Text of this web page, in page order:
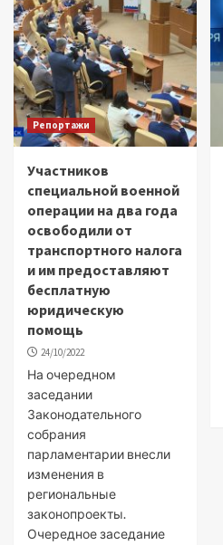
Репортажи
Участников
специальной военной
операции на два года
освободили от
транспортного налога
и им предоставляют
бесплатную
юридическую
помощь
24/10/2022
На очередном
заседании
Законодательного
собрания
парламентарии внесли
изменения в
региональные
законопроекты.
Очередное заседание